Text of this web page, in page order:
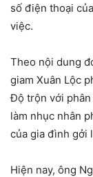
số điện thoại
việc.
Theo nội dung
giam Xuân Lộc
Độ trộn với
làm nhục nhân
của gia đình gởi
Hiện nay, ông